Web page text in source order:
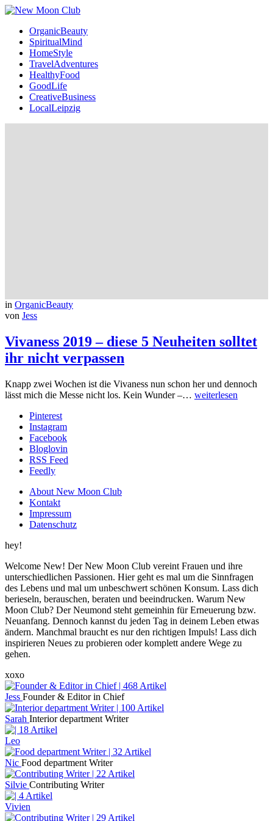
OrganicBeauty
SpiritualMind
HomeStyle
TravelAdventures
HealthyFood
GoodLife
CreativeBusiness
LocalLeipzig
in OrganicBeauty
von Jess
Vivaness 2019 – diese 5 Neuheiten solltet
ihr nicht verpassen
Knapp zwei Wochen ist die Vivaness nun schon her und dennoch
lässt mich die Messe nicht los. Kein Wunder –… weiterlesen
Pinterest
Instagram
Facebook
Bloglovin
RSS Feed
Feedly
About New Moon Club
Kontakt
Impressum
Datenschutz
hey!
Welcome New! Der New Moon Club vereint Frauen und ihre
unterschiedlichen Passionen. Hier geht es mal um die Sinnfragen
des Lebens und mal um unbeschwert schönen Konsum. Lass dich
berieseln, berauschen, beraten und beeindrucken. Warum New
Moon Club? Der Neumond steht gemeinhin für Erneuerung bzw.
Neuanfang. Dennoch kannst du jeden Tag in deinem Leben etwas
ändern. Manchmal braucht es nur den richtigen Impuls! Lass dich
inspirieren Neues zu probieren oder komplett andere Wege zu
gehen.
xoxo
Jess Founder & Editor in Chief
Sarah Interior department Writer
Leo
Nic Food department Writer
Silvie Contributing Writer
Vivien